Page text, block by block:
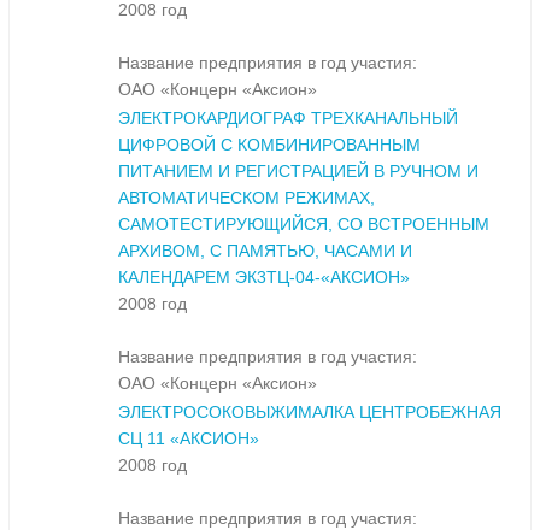
2008 год
Название предприятия в год участия:
ОАО «Концерн «Аксион»
ЭЛЕКТРОКАРДИОГРАФ ТРЕХКАНАЛЬНЫЙ
ЦИФРОВОЙ С КОМБИНИРОВАННЫМ
ПИТАНИЕМ И РЕГИСТРАЦИЕЙ В РУЧНОМ И
АВТОМАТИЧЕСКОМ РЕЖИМАХ,
САМОТЕСТИРУЮЩИЙСЯ, СО ВСТРОЕННЫМ
АРХИВОМ, С ПАМЯТЬЮ, ЧАСАМИ И
КАЛЕНДАРЕМ ЭК3ТЦ-04-«АКСИОН»
2008 год
Название предприятия в год участия:
ОАО «Концерн «Аксион»
ЭЛЕКТРОСОКОВЫЖИМАЛКА ЦЕНТРОБЕЖНАЯ
СЦ 11 «АКСИОН»
2008 год
Название предприятия в год участия: